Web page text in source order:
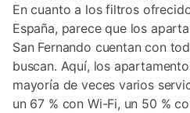
En cuanto a los filtros
España, parece que los
San Fernando cuentan con
buscan. Aquí, los
mayoría de veces varios
un 67 % con Wi-Fi, un 50 %